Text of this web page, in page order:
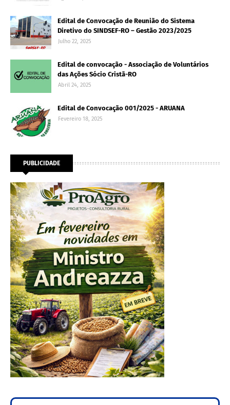
Edital de Convocação de Reunião do Sistema
Diretivo do SINDSEF-RO – Gestão 2023/2025
Julho 22, 2025
Edital de convocação - Associação de Voluntários
das Ações Sócio Cristã-RO
Abril 24, 2025
Edital de Convocação 001/2025 - ARUANA
Fevereiro 18, 2025
PUBLICIDADE